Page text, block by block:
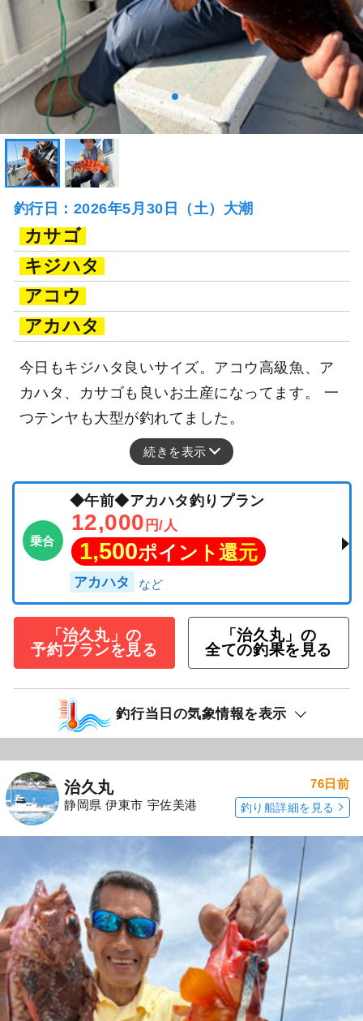
釣行日：2026年5月30日（土）大潮
カサゴ
キジハタ
アコウ
アカハタ
今日もキジハタ良いサイズ。アコウ高級魚、ア
カハタ、カサゴも良いお土産になってます。 一
つテンヤも大型が釣れてました。
続きを表示
乗合
◆午前◆アカハタ釣りプラン
12,000 円/人
1,500ポイント還元
アカハタ
「治久丸」の
予約プランを見る
「治久丸」の
全ての釣果を見る
釣行当日の気象情報を表示
治久丸
静岡県 伊東市 宇佐美港
76日前
釣り船詳細を見る